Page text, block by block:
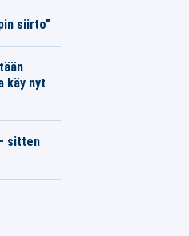
siirto”
käy nyt
sitten